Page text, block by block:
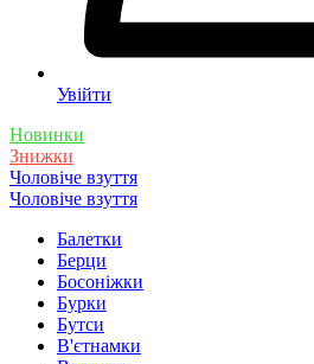
Увійти
Новинки
Знижки
Чоловіче взуття
Чоловіче взуття
Балетки
Берци
Босоніжки
Бурки
Бутси
В'єтнамки